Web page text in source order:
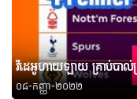
វីដេអូហាយឡាយ គ្រាប់បាល់
០៨-កញ្ញា-២០២២